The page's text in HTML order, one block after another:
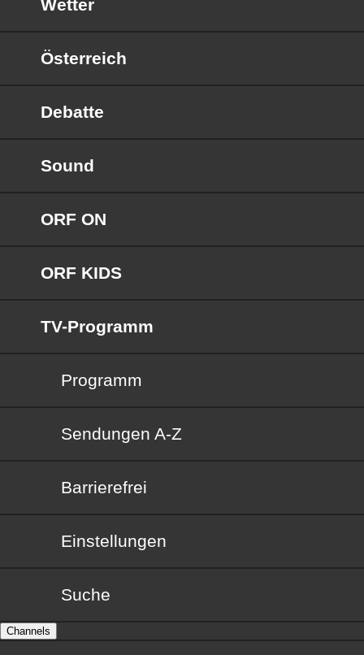
Wetter
Österreich
Debatte
Sound
ORF ON
ORF KIDS
TV-Programm
Programm
Sendungen von A bis Z
Sendungen A-Z
Barrierefrei
Barrierefrei
Einstellungen
Suche
Channels